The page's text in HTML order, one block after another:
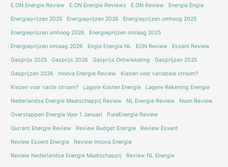
E.ON Energie Review E.ON Energie Reviews E.ON Review Energie Engie
Energieprijzen 2025 Energieprijzen 2026 Energieprijzen omhoog 2025
Energieprijzen omhoog 2026 Energieprijzen omlaag 2025
Energieprijzen omlaag 2026 Engie Energie NL EON Review Essent Review
Gasprijs 2025 Gasprijs 2026 Gasprijs Ontwikkeling Gasprijzen 2025
Gasprijzen 2026 Innova Energie Review Kiezen voor variabele stroom?
Kiezen voor vaste stroom? Lagere Kosten Energie Lagere Rekening Energie
Nederlandse Energie Maatschappij Review NL Energie Review Nuon Review
Overstappen Energie Voor 1 Januari PureEnergie Review
Qurrent Energie Review Review Budget Energie Review Essent
Review Essent Energie Review Innova Energie
Review Nederlandse Energie Maatschappij Review NL Energie